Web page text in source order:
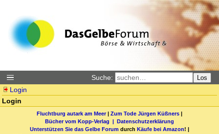
Suche: Los
Login
Login
Fluchtburg autark am Meer| Zum Tode Jürgen Küßners |
Bücher vom Kopp-Verlag | Datenschutzerklärung
Unterstützen Sie das Gelbe Forum durch Käufe bei Amazon! |